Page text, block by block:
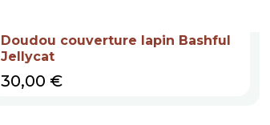
Doudou couverture lapin Bashful
Jellycat
Prix
30,00 €